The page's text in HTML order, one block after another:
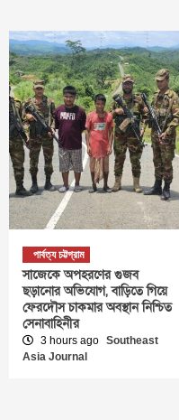
পার্বত্য চট্টগ্রাম
সাজেকে অপহরণের গুজব
ছড়ানোর অভিযোগ, বাড়িতে গিয়ে
ফেরদৌস চাকমার অবস্থান নিশ্চিত
সেনাবাহিনীর
3 hours ago Southeast
Asia Journal